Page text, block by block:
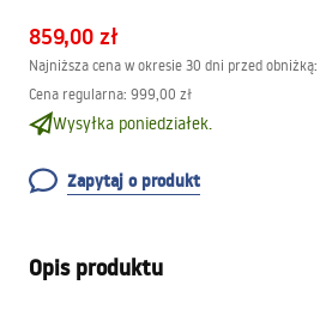
859,00 zł
Najniższa cena w okresie 30 dni przed obniżką:
Cena regularna: 999,00 zł
Wysyłka poniedziałek.
Zapytaj o produkt
Opis produktu